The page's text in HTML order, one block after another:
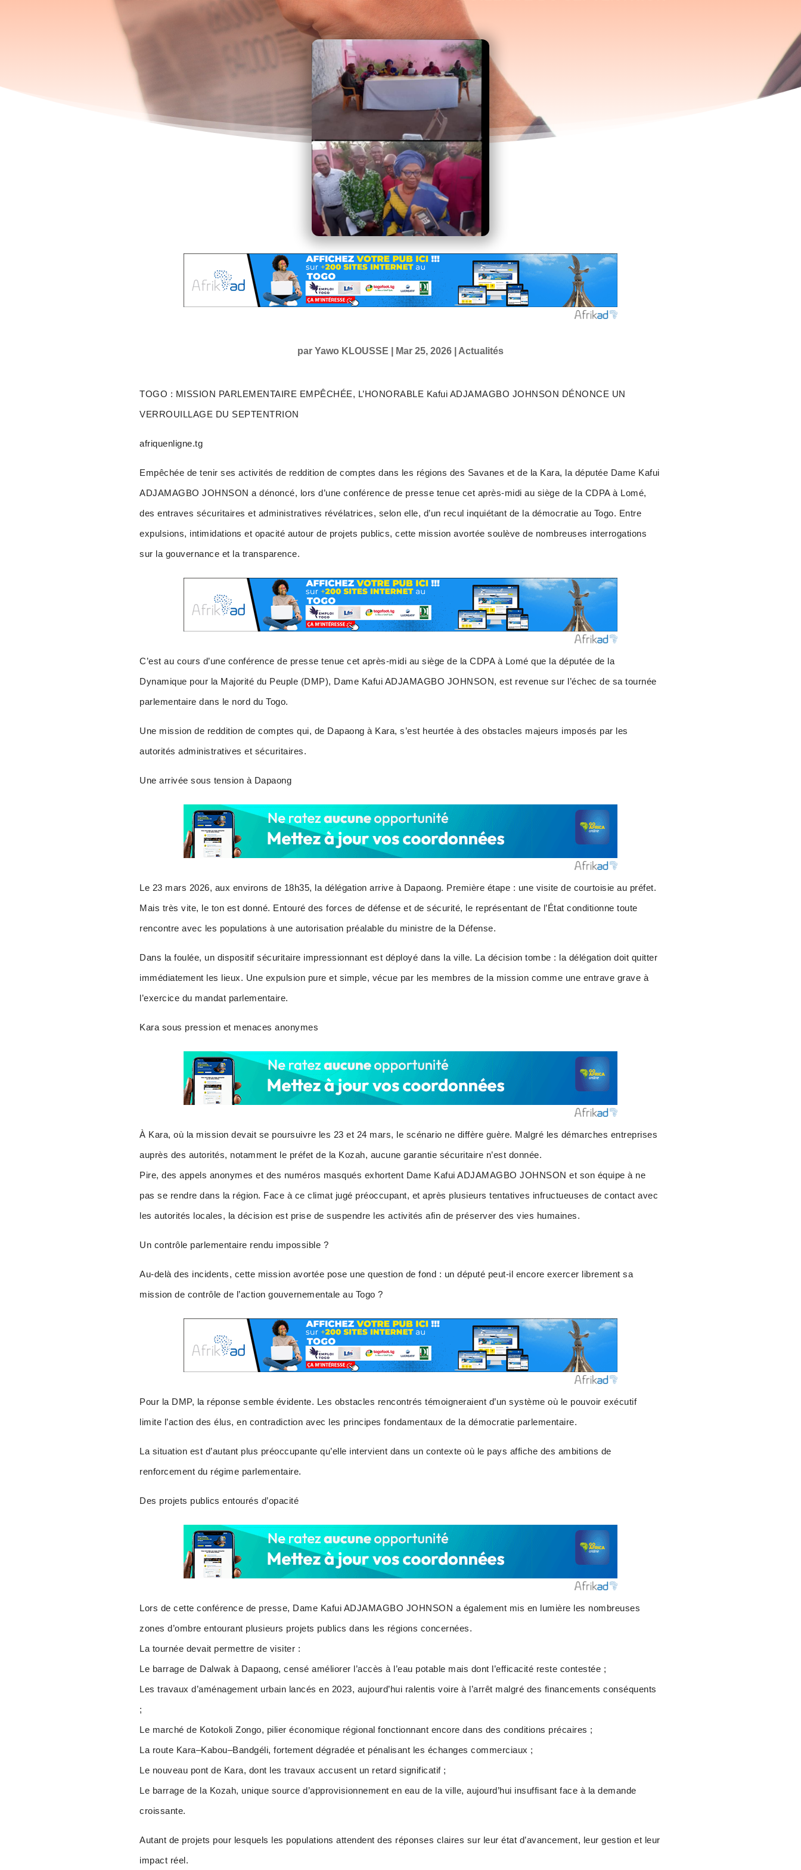
par Yawo KLOUSSE Mar 25, 2026 Actualités
TOGO : MISSION PARLEMENTAIRE EMPÊCHÉE, L’HONORABLE Kafui ADJAMAGBO JOHNSON DÉNONCE UN
VERROUILLAGE DU SEPTENTRION
afriquenligne.tg
Empêchée de tenir ses activités de reddition de comptes dans les régions des Savanes et de la Kara, la députée Dame Kafui
ADJAMAGBO JOHNSON a dénoncé, lors d’une conférence de presse tenue cet après-midi au siège de la CDPA à Lomé,
des entraves sécuritaires et administratives révélatrices, selon elle, d’un recul inquiétant de la démocratie au Togo. Entre
expulsions, intimidations et opacité autour de projets publics, cette mission avortée soulève de nombreuses interrogations
sur la gouvernance et la transparence.
C’est au cours d’une conférence de presse tenue cet après-midi au siège de la CDPA à Lomé que la députée de la
Dynamique pour la Majorité du Peuple (DMP), Dame Kafui ADJAMAGBO JOHNSON, est revenue sur l’échec de sa tournée
parlementaire dans le nord du Togo.
Une mission de reddition de comptes qui, de Dapaong à Kara, s’est heurtée à des obstacles majeurs imposés par les
autorités administratives et sécuritaires.
Une arrivée sous tension à Dapaong
Le 23 mars 2026, aux environs de 18h35, la délégation arrive à Dapaong. Première étape : une visite de courtoisie au préfet.
Mais très vite, le ton est donné. Entouré des forces de défense et de sécurité, le représentant de l’État conditionne toute
rencontre avec les populations à une autorisation préalable du ministre de la Défense.
Dans la foulée, un dispositif sécuritaire impressionnant est déployé dans la ville. La décision tombe : la délégation doit quitter
immédiatement les lieux. Une expulsion pure et simple, vécue par les membres de la mission comme une entrave grave à
l’exercice du mandat parlementaire.
Kara sous pression et menaces anonymes
À Kara, où la mission devait se poursuivre les 23 et 24 mars, le scénario ne diffère guère. Malgré les démarches entreprises
auprès des autorités, notamment le préfet de la Kozah, aucune garantie sécuritaire n’est donnée.
Pire, des appels anonymes et des numéros masqués exhortent Dame Kafui ADJAMAGBO JOHNSON et son équipe à ne
pas se rendre dans la région. Face à ce climat jugé préoccupant, et après plusieurs tentatives infructueuses de contact avec
les autorités locales, la décision est prise de suspendre les activités afin de préserver des vies humaines.
Un contrôle parlementaire rendu impossible ?
Au-delà des incidents, cette mission avortée pose une question de fond : un député peut-il encore exercer librement sa
mission de contrôle de l’action gouvernementale au Togo ?
Pour la DMP, la réponse semble évidente. Les obstacles rencontrés témoigneraient d’un système où le pouvoir exécutif
limite l’action des élus, en contradiction avec les principes fondamentaux de la démocratie parlementaire.
La situation est d’autant plus préoccupante qu’elle intervient dans un contexte où le pays affiche des ambitions de
renforcement du régime parlementaire.
Des projets publics entourés d’opacité
Lors de cette conférence de presse, Dame Kafui ADJAMAGBO JOHNSON a également mis en lumière les nombreuses
zones d’ombre entourant plusieurs projets publics dans les régions concernées.
La tournée devait permettre de visiter :
Le barrage de Dalwak à Dapaong, censé améliorer l’accès à l’eau potable mais dont l’efficacité reste contestée ;
Les travaux d’aménagement urbain lancés en 2023, aujourd’hui ralentis voire à l’arrêt malgré des financements conséquents
;
Le marché de Kotokoli Zongo, pilier économique régional fonctionnant encore dans des conditions précaires ;
La route Kara–Kabou–Bandgéli, fortement dégradée et pénalisant les échanges commerciaux ;
Le nouveau pont de Kara, dont les travaux accusent un retard significatif ;
Le barrage de la Kozah, unique source d’approvisionnement en eau de la ville, aujourd’hui insuffisant face à la demande
croissante.
Autant de projets pour lesquels les populations attendent des réponses claires sur leur état d’avancement, leur gestion et leur
impact réel.